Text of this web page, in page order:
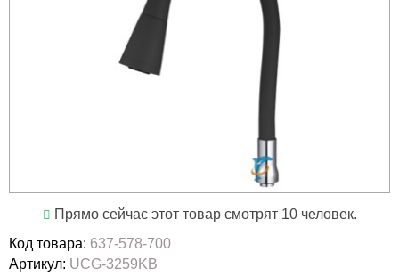
Прямо сейчас этот товар смотрят 10 человек.
Код товара: 637-578-700
Артикул: UCG-3259KB